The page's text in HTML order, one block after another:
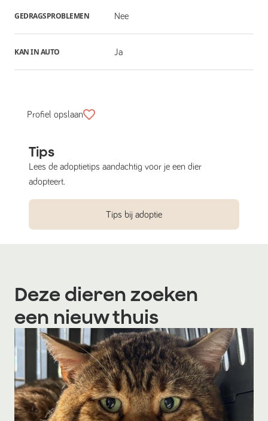
GEDRAGSPROBLEMEN Nee
KAN IN AUTO Ja
Profiel opslaan
Tips
Lees de adoptietips aandachtig voor je een dier
adopteert.
Tips bij adoptie
Deze dieren zoeken
een nieuw thuis